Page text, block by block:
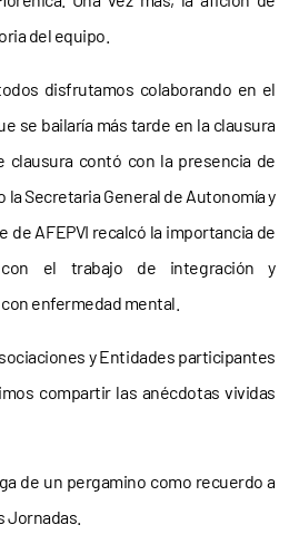
del equipo.
disfrutamos colaborando en el
se bailaría más tarde en la clausura
clausura contó con la presencia de
Secretaria General de Autonomía y
de AFEPVI recalcó la importancia de
el trabajo de integración y
enfermedad mental.
y Entidades participantes
compartir las anécdotas vividas
de un pergamino como recuerdo a
Jornadas.